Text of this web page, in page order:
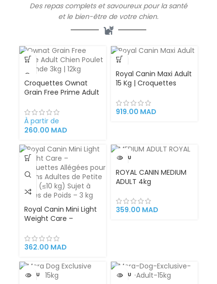
Des repas complets et savoureux pour la santé
et le bien-être de votre chien.
Croquettes Ownat
Grain Free Prime Adult
3kg | 12kg nutrition
complète et naturelle
recette convient aux
À partir de
260.00 MAD
Royal Canin Maxi Adult
15 Kg | Croquettes
Adultes de Grande
Taille (26-44 kg) |
919.00 MAD
Royal Canin Mini Light
Weight Care –
pour Chiens Adultes
de Petite Taille (≤10
Poids – 3 kg
362.00 MAD
VENDU
ROYAL CANIN MEDIUM
ADULT 4kg
359.00 MAD
VENDU VENDU